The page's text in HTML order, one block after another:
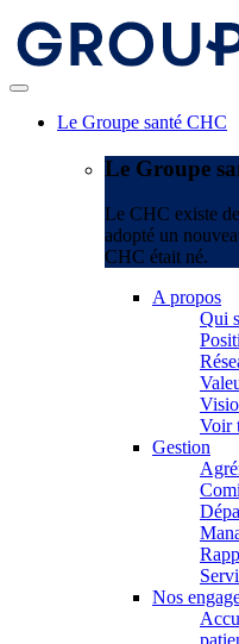
Le Groupe santé CHC
Le Groupe
Le CHC existe
adopté un
CHC était né.
A propos
Qui
Voir
Gestion
Nos